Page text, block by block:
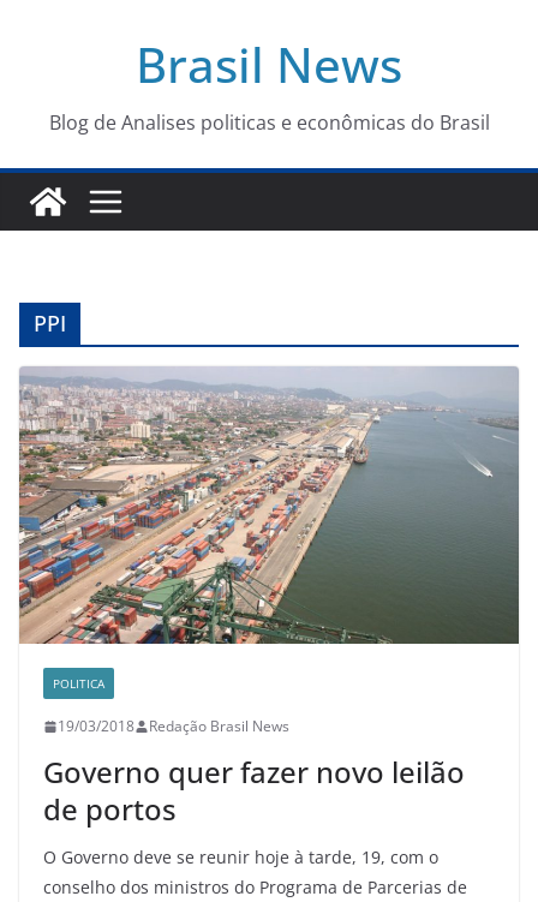
conteúdo
Brasil News
Blog de Analises politicas e econômicas do Brasil
PPI
POLITICA
19/03/2018 Redação Brasil News
Governo quer fazer novo leilão
de portos
O Governo deve se reunir hoje à tarde, 19, com o
conselho dos ministros do Programa de Parcerias de